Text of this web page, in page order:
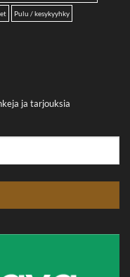
Pulu / kesykyyhky
ja tarjouksia